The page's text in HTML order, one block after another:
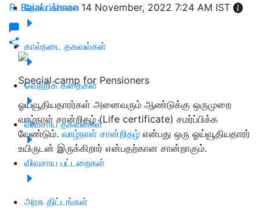
தோட்டக்கலை
கால்நடை தகவல்கள்
வெற்றிக் கதைகள்
விவசாய தகவல்கள்
விவசாய பட்டறைகள்
அரசு திட்டங்கள்
R. Balakrishnan 14 November, 2022 7:24 AM IST
Special camp for Pensioners
ஓய்வூதியதாரர்கள் அனைவரும் ஆண்டுக்கு ஒருமுறை
வாழ்நாள் சான்றிதழ் (Life certificate) சமர்ப்பிக்க
வேண்டும்.வாழ்நாள் சான்றிதழ் என்பது ஒரு ஓய்வூதியதாரர்
உயிருடன் இருக்கிறார் என்பதற்கான சான்றாகும்.